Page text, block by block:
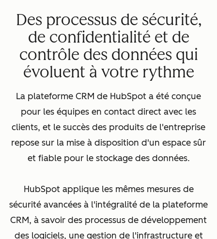
Des processus de sécurité,
de confidentialité et de
contrôle des données qui
évoluent à votre rythme
La plateforme CRM de HubSpot a été conçue
pour les équipes en contact direct avec les
clients, et le succès des produits de l'entreprise
repose sur la mise à disposition d'un espace sûr
et fiable pour le stockage des données.
HubSpot applique les mêmes mesures de
sécurité avancées à l'intégralité de la plateforme
CRM, à savoir des processus de développement
des logiciels, une gestion de l'infrastructure et